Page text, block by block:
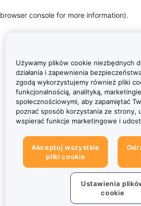
browser console for more information).
Używamy plików cookie niezbędnych
działania i zapewnienia
zgodą wykorzystujemy również pliki
funkcjonalnością, analityką,
społecznościowymi, aby zapamiętać
poznać sposób korzystania ze strony,
wspierać funkcje marketingowe i
Akceptuj wszystkie
pliki cookie
Ustawienia
cookie